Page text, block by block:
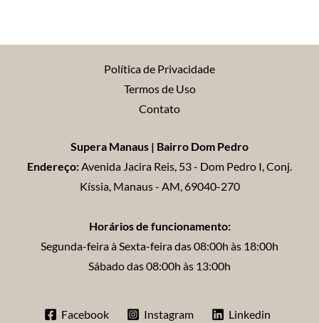
Política de Privacidade
Termos de Uso
Contato
Supera Manaus | Bairro Dom Pedro
Endereço:Avenida Jacira Reis, 53 - Dom Pedro I, Conj.
Kíssia, Manaus - AM, 69040-270
Horários de funcionamento:
Segunda-feira à Sexta-feira das 08:00h às 18:00h
Sábado das 08:00h às 13:00h
Facebook Instagram Linkedin